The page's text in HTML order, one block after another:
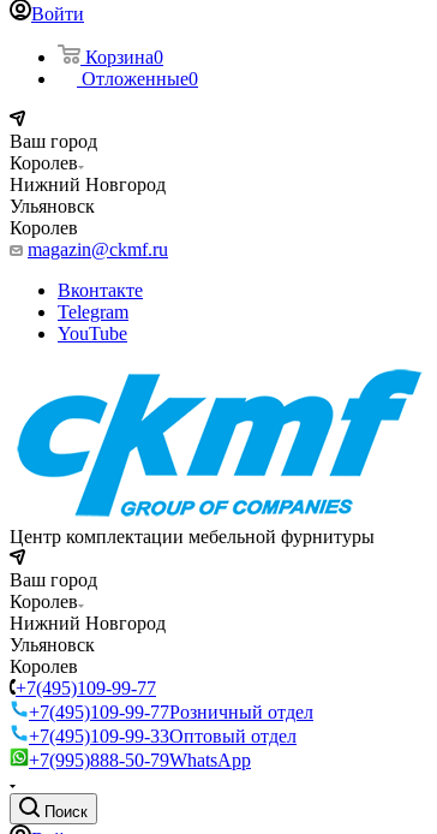
Войти
Корзина0
Отложенные0
Ваш город
Королев
Нижний Новгород
Ульяновск
Королев
magazin@ckmf.ru
Вконтакте
Telegram
YouTube
Центр комплектации мебельной фурнитуры
Ваш город
Королев
Нижний Новгород
Ульяновск
Королев
+7(495)109-99-77
+7(495)109-99-77Розничный отдел
+7(495)109-99-33Оптовый отдел
+7(995)888-50-79WhatsApp
Поиск